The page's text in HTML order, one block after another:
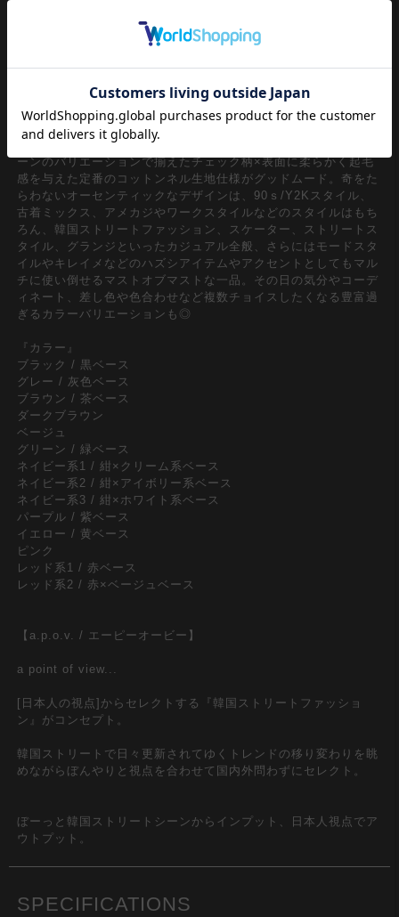
ウス。特に今期、90ｓ/Y2Kスタイル、古着ミックスなどのクラ
シックな雰囲気のトレンドからもレトロなイメージの『ネルシャ
【今】の空気感にドンピシャでメンズレディース問わずユニセッ
クスで着たい一枚。
クラシカルな空気感を奏でるどこか懐かしくも逆に今新鮮なパタ
ーンのバリエーションで揃えたチェック柄×表面に柔らかく起毛
感を与えた定番のコットンネル生地仕様がグッドムード。奇をた
らわないオーセンティックなデザインは、90ｓ/Y2Kスタイル、
古着ミックス、アメカジやワークスタイルなどのスタイルはもち
ろん、韓国ストリートファッション、スケーター、ストリートス
タイル、グランジといったカジュアル全般、さらにはモードスタ
イルやキレイメなどのハズシアイテムやアクセントとしてもマル
チに使い倒せるマストオブマストな一品。その日の気分やコーデ
ィネート、差し色や色合わせなど複数チョイスしたくなる豊富過
ぎるカラーバリエーションも◎
『カラー』
ブラック / 黒ベース
グレー / 灰色ベース
ブラウン / 茶ベース
ダークブラウン
ベージュ
グリーン / 緑ベース
ネイビー系1 / 紺×クリーム系ベース
ネイビー系2 / 紺×アイボリー系ベース
ネイビー系3 / 紺×ホワイト系ベース
パープル / 紫ベース
イエロー / 黄ベース
ピンク
レッド系1 / 赤ベース
レッド系2 / 赤×ベージュベース
【a.p.o.v. / エーピーオービー】
a point of view...
[日本人の視点]からセレクトする『韓国ストリートファッショ
ン』がコンセプト。
韓国ストリートで日々更新されてゆくトレンドの移り変わりを眺
めながらぼんやりと視点を合わせて国内外問わずにセレクト。
ぼーっと韓国ストリートシーンからインプット、日本人視点でア
ウトプット。
SPECIFICATIONS